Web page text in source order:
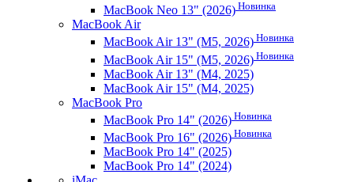
MacBook Neo 13" (2026) Новинка
MacBook Air
MacBook Air 13" (M5, 2026) Новинка
MacBook Air 15" (M5, 2026) Новинка
MacBook Air 13" (M4, 2025)
MacBook Air 15" (M4, 2025)
MacBook Pro
MacBook Pro 14" (2026) Новинка
MacBook Pro 16" (2026) Новинка
MacBook Pro 14" (2025)
MacBook Pro 14" (2024)